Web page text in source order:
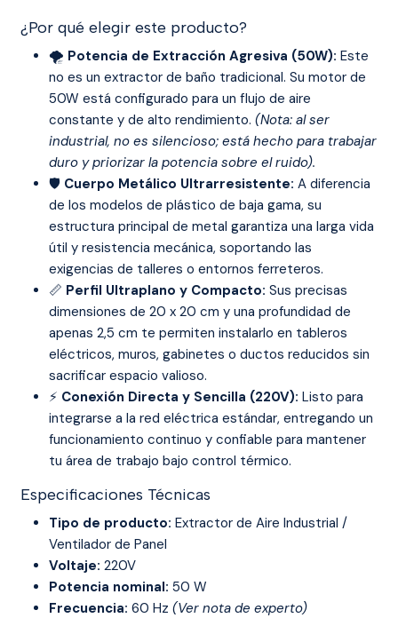
¿Por qué elegir este producto?
🌪️ Potencia de Extracción Agresiva (50W): Este
no es un extractor de baño tradicional. Su motor de
50W está configurado para un flujo de aire
constante y de alto rendimiento. (Nota: al ser
industrial, no es silencioso; está hecho para trabajar
duro y priorizar la potencia sobre el ruido).
🛡️ Cuerpo Metálico Ultrarresistente: A diferencia
de los modelos de plástico de baja gama, su
estructura principal de metal garantiza una larga vida
útil y resistencia mecánica, soportando las
exigencias de talleres o entornos ferreteros.
📏 Perfil Ultraplano y Compacto: Sus precisas
dimensiones de 20 x 20 cm y una profundidad de
apenas 2,5 cm te permiten instalarlo en tableros
eléctricos, muros, gabinetes o ductos reducidos sin
sacrificar espacio valioso.
⚡ Conexión Directa y Sencilla (220V): Listo para
integrarse a la red eléctrica estándar, entregando un
funcionamiento continuo y confiable para mantener
tu área de trabajo bajo control térmico.
Especificaciones Técnicas
Tipo de producto: Extractor de Aire Industrial /
Ventilador de Panel
Voltaje: 220V
Potencia nominal: 50 W
Frecuencia: 60 Hz (Ver nota de experto)